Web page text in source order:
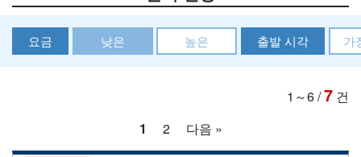
요금 낮은 높은 출발 시각 가
1～6/7 건
1
2 다음 »